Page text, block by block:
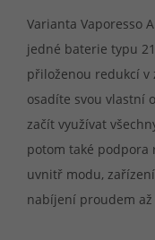
Varianta Vaporesso
jedné baterie typu
přiloženou redukcí
osadíte svou vlastní
začít využívat
potom také
uvnitř modu,
nabíjení proudem až